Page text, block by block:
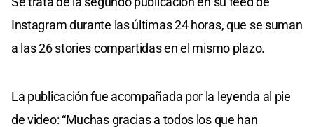
Instagram durante las últimas 24 horas, que se suman
a las 26 stories compartidas en el mismo plazo.
La publicación fue acompañada por la leyenda al pie
de video: “Muchas gracias a todos los que han